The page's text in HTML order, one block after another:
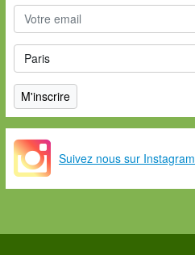
Suivez nous sur Instagram